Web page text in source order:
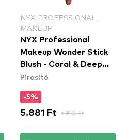
NYX PROFESSIONAL
MAKEUP
NYX Professional
Makeup Wonder Stick
Blush - Coral & Deep
Peach (WSB03) -
Pirosító
-5%
5.881 Ft 6.190 Ft